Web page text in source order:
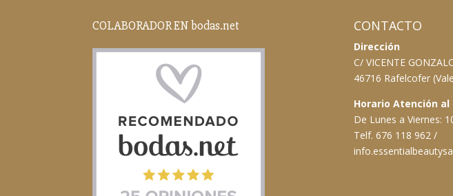
COLABORADOR EN bodas.net CONTACTO
Dirección
C/ VICENTE
46716 Rafelcofer
Horario Atención
De Lunes a Viernes:
Telf. 676 118 962 /